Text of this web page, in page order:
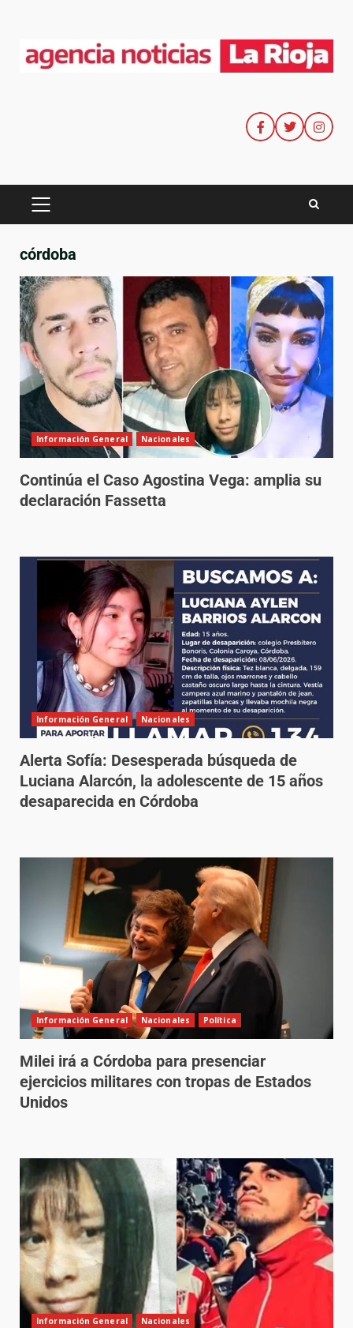
córdoba
Información General Nacionales
Continúa el Caso Agostina Vega: amplia su
declaración Fassetta
Información General Nacionales
Alerta Sofía: Desesperada búsqueda de
Luciana Alarcón, la adolescente de 15 años
desaparecida en Córdoba
Información General Nacionales Política
Milei irá a Córdoba para presenciar
ejercicios militares con tropas de Estados
Unidos
Información General Nacionales